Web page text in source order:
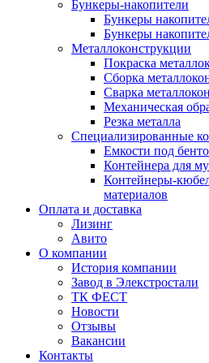
Бункеры-накопители
Бункеры
Бункеры
Металлоконструкции
Покраска
Сборка
Сварка
Механическая
Резка металла
Специализированные
Емкости под
Контейнера для
Контейнеры-
материалов
Оплата и доставка
Лизинг
Авито
О компании
История компании
Завод в Элекстростали
ТК ФЕСТ
Новости
Отзывы
Вакансии
Контакты